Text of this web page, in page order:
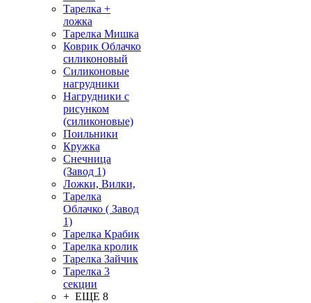
Тарелка +
ложка
Тарелка Мишка
Коврик Облачко
силиконовый
Силиконовые
нагрудники
Нагрудники с
рисунком
(силиконовые)
Поильники
Кружка
Снечница
(Завод 1)
Ложки, Вилки,
Тарелка
Облачко ( Завод
1)
Тарелка Крабик
Тарелка кролик
Тарелка Зайчик
Тарелка 3
секции
+ ЕЩЕ 8